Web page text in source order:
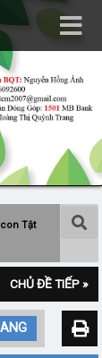
Tật
CHỦ ĐỀ TIẾP »